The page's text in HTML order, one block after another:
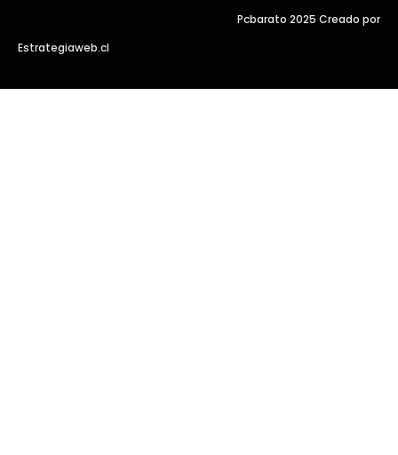
Pcbarato 2025 Creado por
Estrategiaweb.cl